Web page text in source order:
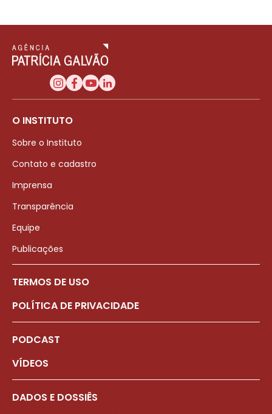
O INSTITUTO
Sobre o Instituto
Contato e cadastro
Imprensa
Transparência
Equipe
Publicações
TERMOS DE USO
POLÍTICA DE PRIVACIDADE
PODCAST
VÍDEOS
DADOS E DOSSIÊS